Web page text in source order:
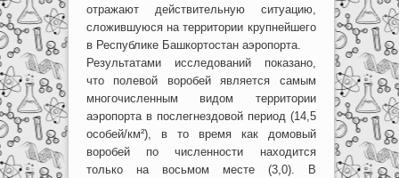
отражают действительную ситуацию,
сложившуюся на территории крупнейшего
в Республике Башкортостан аэропорта.
Результатами исследований показано,
что полевой воробей является самым
многочисленным видом территории
аэропорта в послегнездовой период (14,5
особей/км²), в то время как домовый
воробей по численности находится
только на восьмом месте (3,0). В